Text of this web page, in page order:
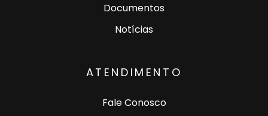
Documentos
Notícias
ATENDIMENTO
Fale Conosco